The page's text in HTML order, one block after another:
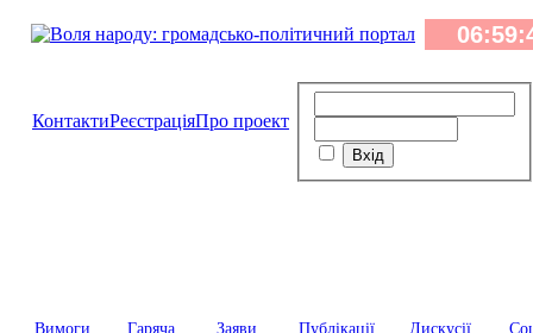
КонтактиРеєстраціяПро проект
Вимоги
Гаряча
Заяви
Публікації
Дискусії